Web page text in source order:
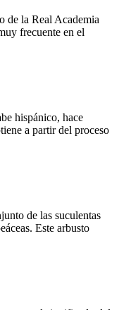
de la Real Academia
frecuente en el
hispánico, hace
a partir del proceso
de las suculentas
Este arbusto